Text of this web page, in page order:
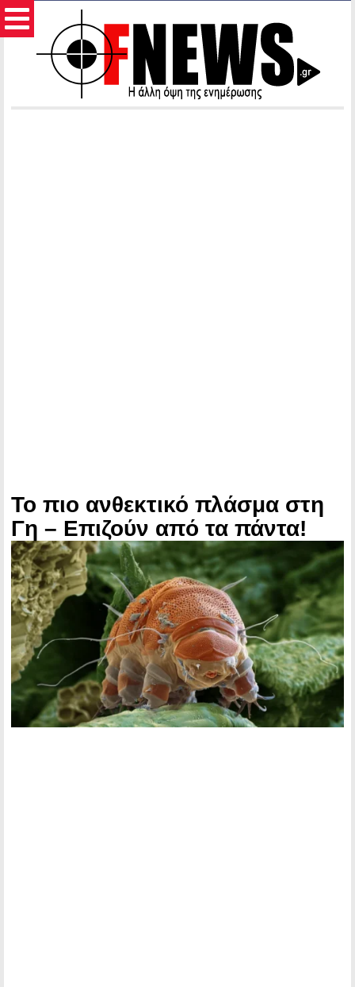
Το πιο ανθεκτικό πλάσμα στη
Γη – Επιζούν από τα πάντα!